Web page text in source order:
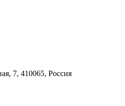
7, 410065, Россия